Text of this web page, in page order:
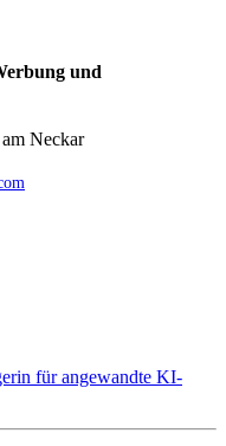
und
Neckar